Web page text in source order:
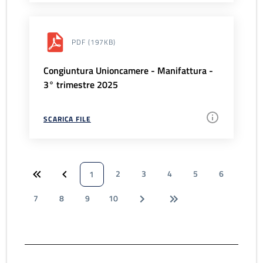
PDF (197KB)
Congiuntura Unioncamere - Manifattura -
3° trimestre 2025
SCARICA FILE
1 2 3 4 5
6
7
8 9 10